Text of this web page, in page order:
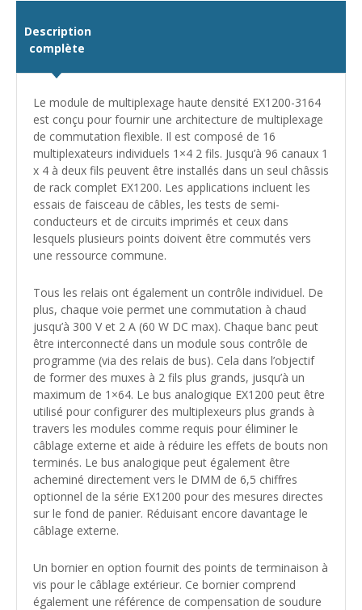
Description
complète
Le module de multiplexage haute densité EX1200-3164
est conçu pour fournir une architecture de multiplexage
de commutation flexible. Il est composé de 16
multiplexateurs individuels 1×4 2 fils. Jusqu’à 96 canaux 1
x 4 à deux fils peuvent être installés dans un seul châssis
de rack complet EX1200. Les applications incluent les
essais de faisceau de câbles, les tests de semi-
conducteurs et de circuits imprimés et ceux dans
lesquels plusieurs points doivent être commutés vers
une ressource commune.
Tous les relais ont également un contrôle individuel. De
plus, chaque voie permet une commutation à chaud
jusqu’à 300 V et 2 A (60 W DC max). Chaque banc peut
être interconnecté dans un module sous contrôle de
programme (via des relais de bus). Cela dans l’objectif
de former des muxes à 2 fils plus grands, jusqu’à un
maximum de 1×64. Le bus analogique EX1200 peut être
utilisé pour configurer des multiplexeurs plus grands à
travers les modules comme requis pour éliminer le
câblage externe et aide à réduire les effets de bouts non
terminés. Le bus analogique peut également être
acheminé directement vers le DMM de 6,5 chiffres
optionnel de la série EX1200 pour des mesures directes
sur le fond de panier. Réduisant encore davantage le
câblage externe.
Un bornier en option fournit des points de terminaison à
vis pour le câblage extérieur. Ce bornier comprend
également une référence de compensation de soudure